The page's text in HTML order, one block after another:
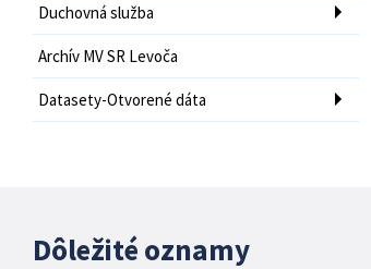
Duchovná služba
Archív MV SR Levoča
Datasety-Otvorené dáta
Dôležité oznamy